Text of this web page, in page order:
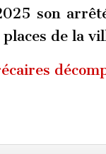
son
de la